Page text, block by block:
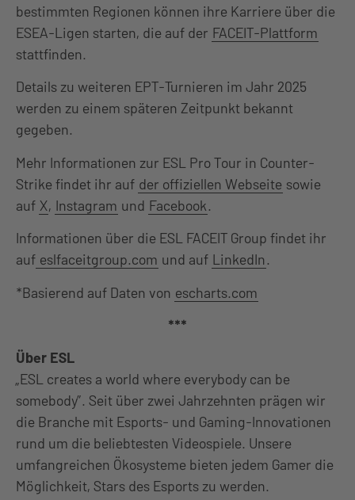
bestimmten Regionen können ihre Karriere über die
ESEA-Ligen starten, die auf der FACEIT-Plattform
stattfinden.
Details zu weiteren EPT-Turnieren im Jahr 2025
werden zu einem späteren Zeitpunkt bekannt
gegeben.
Mehr Informationen zur ESL Pro Tour in Counter-
Strike findet ihr auf der offiziellen Webseite sowie
auf X, Instagram und Facebook.
Informationen über die ESL FACEIT Group findet ihr
auf eslfaceitgroup.com und auf LinkedIn.
*Basierend auf Daten von escharts.com
***
Über ESL
„ESL creates a world where everybody can be
somebody”. Seit über zwei Jahrzehnten prägen wir
die Branche mit Esports- und Gaming-Innovationen
rund um die beliebtesten Videospiele. Unsere
umfangreichen Ökosysteme bieten jedem Gamer die
Möglichkeit, Stars des Esports zu werden.